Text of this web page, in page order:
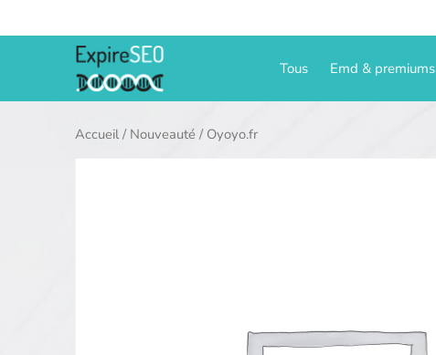
au
Tous Emd & premiums
Accueil/ Nouveauté / Oyoyo.fr